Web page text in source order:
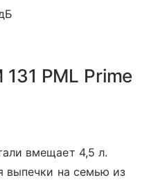
PML Prime
вмещает 4,5 л.
выпечки на семью из